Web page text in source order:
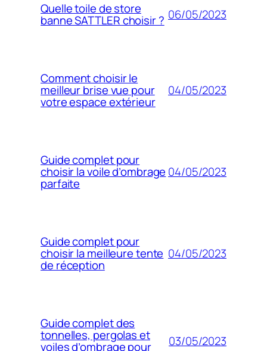
Quelle toile de store
banne SATTLER choisir ? 06/05/2023
Comment choisir le
meilleur brise vue pour
votre espace extérieur
04/05/2023
Guide complet pour
choisir la voile d’ombrage
parfaite
04/05/2023
Guide complet pour
choisir la meilleure tente
de réception
04/05/2023
Guide complet des
tonnelles, pergolas et
voiles d’ombrage pour 03/05/2023